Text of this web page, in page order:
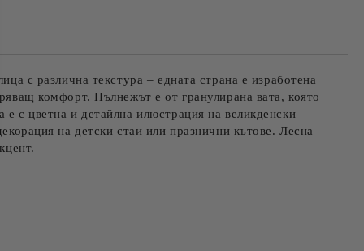
с различна текстура – едната страна е изработена
комфорт. Пълнежът е от гранулирана вата, която
с цветна и детайлна илюстрация на великденски
на детски стаи или празнични кътове. Лесна